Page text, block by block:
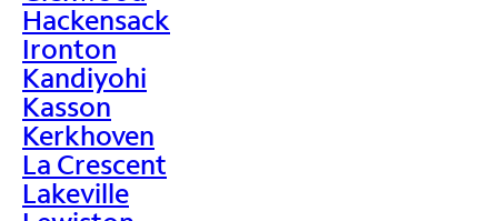
Hackensack
Ironton
Kandiyohi
Kasson
Kerkhoven
La Crescent
Lakeville